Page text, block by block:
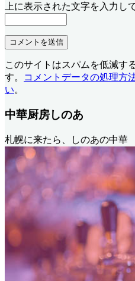
上に表示された文字を入力し
このサイトはスパムを低減す
す。
コメントデータの処理方
い。
中華厨房しのあ
札幌に来たら、しのあの中華